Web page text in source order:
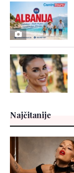
Najčitanije